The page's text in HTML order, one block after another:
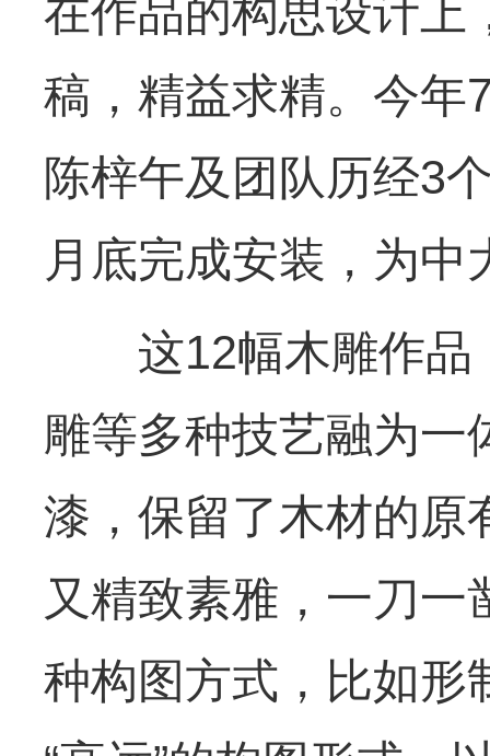
在作品的构思设计上
稿，精益求精。今年
陈梓午及团队历经3
月底完成安装，为
这12幅木雕作品
雕等多种技艺融为一
漆，保留了木材的原
又精致素雅，一刀
种构图方式，比如形